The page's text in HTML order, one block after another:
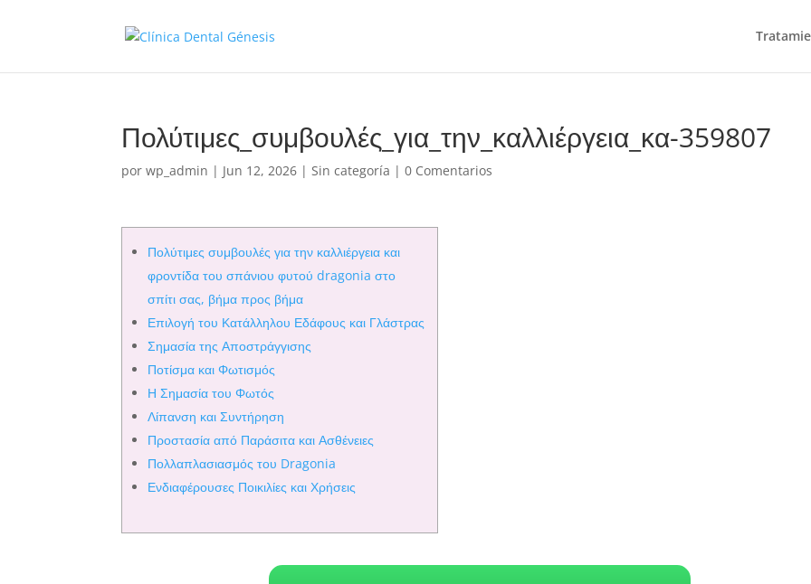
Πολύτιμες_συμβουλές_για_την_καλλιέργεια_κα-359807
porwp_admin | Jun 12, 2026 |Sin categoría |0 Comentarios
Πολύτιμες συμβουλές για την καλλιέργεια και
φροντίδα του σπάνιου φυτού dragonia στο
σπίτι σας, βήμα προς βήμα
Επιλογή του Κατάλληλου Εδάφους και Γλάστρας
Σημασία της Αποστράγγισης
Ποτίσμα και Φωτισμός
Η Σημασία του Φωτός
Λίπανση και Συντήρηση
Προστασία από Παράσιτα και Ασθένειες
Πολλαπλασιασμός του Dragonia
Ενδιαφέρουσες Ποικιλίες και Χρήσεις